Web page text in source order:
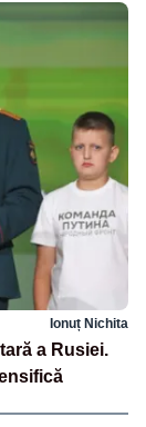
Ionuț Nichita
a Rusiei.